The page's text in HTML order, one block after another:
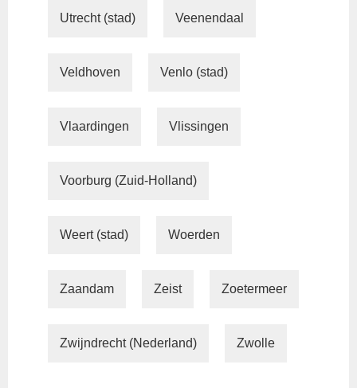
Utrecht (stad) Veenendaal
Veldhoven Venlo (stad)
Vlaardingen Vlissingen
Voorburg (Zuid-Holland)
Weert (stad) Woerden
Zaandam Zeist Zoetermeer
Zwijndrecht (Nederland) Zwolle